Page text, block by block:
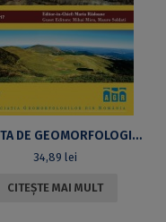
REVISTA DE GEOMORFOLOGIE VOL. 19/2017
34,89lei
CITEȘTE MAI MULT